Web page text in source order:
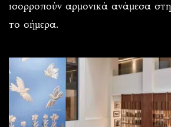
ισορροπούν αρμονικά ανάμεσα
το σήμερα.